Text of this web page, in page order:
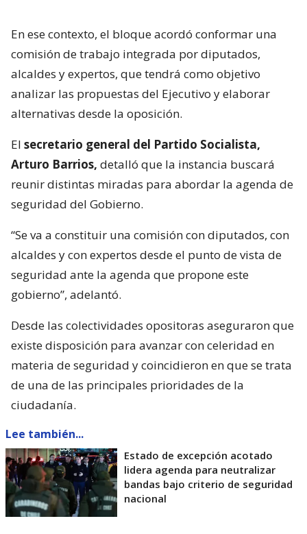
En ese contexto, el bloque acordó conformar una
comisión de trabajo integrada por diputados,
alcaldes y expertos, que tendrá como objetivo
analizar las propuestas del Ejecutivo y elaborar
alternativas desde la oposición.
El secretario general del Partido Socialista,
Arturo Barrios, detalló que la instancia buscará
reunir distintas miradas para abordar la agenda de
seguridad del Gobierno.
“Se va a constituir una comisión con diputados, con
alcaldes y con expertos desde el punto de vista de
seguridad ante la agenda que propone este
gobierno”, adelantó.
Desde las colectividades opositoras aseguraron que
existe disposición para avanzar con celeridad en
materia de seguridad y coincidieron en que se trata
de una de las principales prioridades de la
ciudadanía.
Lee también...
Estado de excepción acotado
lidera agenda para neutralizar
bandas bajo criterio de seguridad
nacional